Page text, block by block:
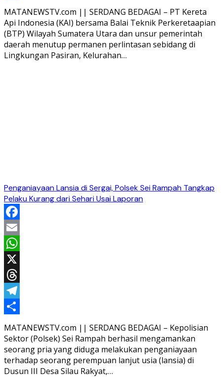
Share
MATANEWSTV.com || SERDANG BEDAGAI – PT Kereta
Api Indonesia (KAI) bersama Balai Teknik Perkeretaapian
(BTP) Wilayah Sumatera Utara dan unsur pemerintah
daerah menutup permanen perlintasan sebidang di
Lingkungan Pasiran, Kelurahan…
Penganiayaan Lansia di Sergai, Polsek Sei Rampah Tangkap
Pelaku Kurang dari Sehari Usai Laporan
Facebook
Email
WhatsApp
X
Threads
Telegram
Share
MATANEWSTV.com || SERDANG BEDAGAI – Kepolisian
Sektor (Polsek) Sei Rampah berhasil mengamankan
seorang pria yang diduga melakukan penganiayaan
terhadap seorang perempuan lanjut usia (lansia) di
Dusun III Desa Silau Rakyat,…